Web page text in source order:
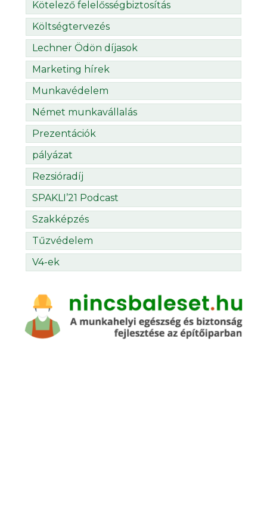
Kötelező felelősségbiztosítás
Költségtervezés
Lechner Ödön díjasok
Marketing hírek
Munkavédelem
Német munkavállalás
Prezentációk
pályázat
Rezsióradíj
SPAKLI’21 Podcast
Szakképzés
Tűzvédelem
V4-ek